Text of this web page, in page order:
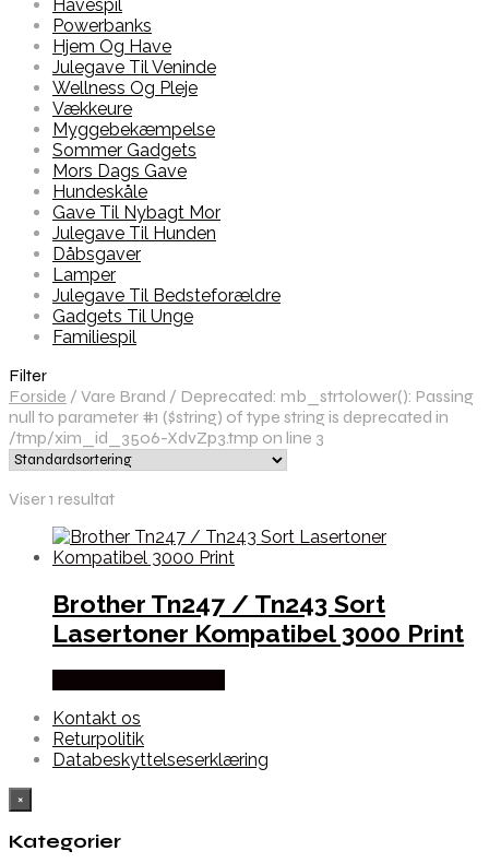
Havespil
Powerbanks
Hjem Og Have
Julegave Til Veninde
Wellness Og Pleje
Vækkeure
Myggebekæmpelse
Sommer Gadgets
Mors Dags Gave
Hundeskåle
Gave Til Nybagt Mor
Julegave Til Hunden
Dåbsgaver
Lamper
Julegave Til Bedsteforældre
Gadgets Til Unge
Familiespil
Filter
Forside / Vare Brand / Deprecated: mb_strtolower(): Passing
null to parameter #1 ($string) of type string is deprecated in
/tmp/xim_id_3506-XdvZp3.tmp on line 3
Viser 1 resultat
Brother Tn247 / Tn243 Sort
Lasertoner Kompatibel 3000 Print
Kontakt os
Returpolitik
Databeskyttelseserklæring
×
Kategorier